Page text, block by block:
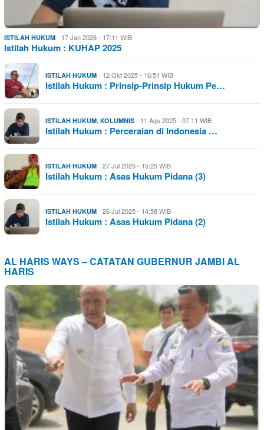
ISTILAH HUKUM 17 Jan 2026 - 17:11 WIB
Istilah Hukum : KUHAP 2025
ISTILAH HUKUM 12 Okt 2025 - 16:51 WIB
Istilah Hukum : Prinsip-Prinsip Hukum Pe…
ISTILAH HUKUM, KOLUMNIS 11 Agu 2025 - 07:11 WIB
Istilah Hukum : Perceraian di Indonesia …
ISTILAH HUKUM 27 Jul 2025 - 15:25 WIB
Istilah Hukum : Asas Hukum Pidana (3)
ISTILAH HUKUM 26 Jul 2025 - 14:58 WIB
Istilah Hukum : Asas Hukum Pidana (2)
AL HARIS WAYS – CATATAN GUBERNUR JAMBI AL
HARIS